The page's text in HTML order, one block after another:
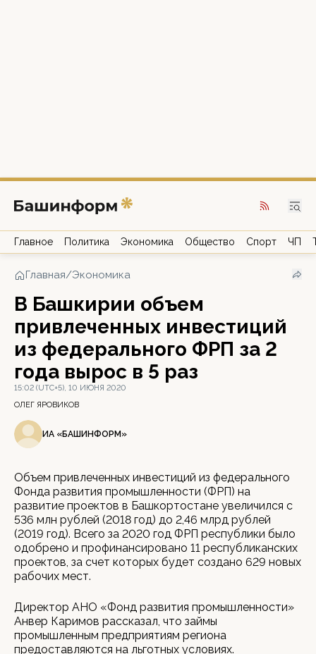
Главное Политика Экономика Общество Спорт ЧП
Главная/Экономика
В Башкирии объем
привлеченных инвестиций
из федерального ФРП за 2
года вырос в 5 раз
15:02 (UTC+5), 10 ИЮНЯ 2020
ОЛЕГ ЯРОВИКОВ
ИА «БАШИНФОРМ»
Объем привлеченных инвестиций из федерального
Фонда развития промышленности (ФРП) на
развитие проектов в Башкортостане увеличился с
536 млн рублей (2018 год) до 2,46 млрд рублей
(2019 год). Всего за 2020 год ФРП республики было
одобрено и профинансировано 11 республиканских
проектов, за счет которых будет создано 629 новых
рабочих мест.
Директор АНО «Фонд развития промышленности»
Анвер Каримов рассказал, что займы
промышленным предприятиям региона
предоставляются на льготных условиях.